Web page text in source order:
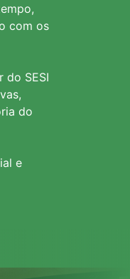
com os
do SESI
do
e